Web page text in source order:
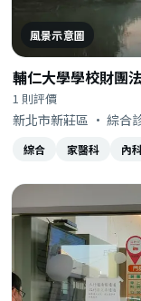
風景示意圖
輔仁大學學校財團
1 則評價
新北市新莊區 · 綜合
綜合 家醫科 內